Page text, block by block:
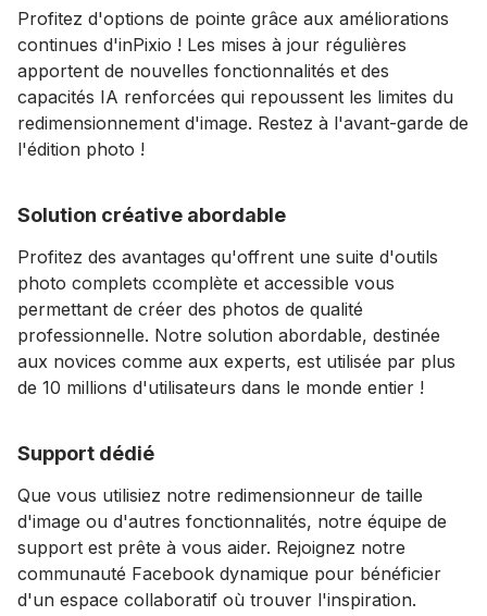
Profitez d'options de pointe grâce aux améliorations
continues d'inPixio ! Les mises à jour régulières
apportent de nouvelles fonctionnalités et des
capacités IA renforcées qui repoussent les limites du
redimensionnement d'image. Restez à l'avant-garde de
l'édition photo !
Solution créative abordable
Profitez des avantages qu'offrent une suite d'outils
photo complets ccomplète et accessible vous
permettant de créer des photos de qualité
professionnelle. Notre solution abordable, destinée
aux novices comme aux experts, est utilisée par plus
de 10 millions d'utilisateurs dans le monde entier !
Support dédié
Que vous utilisiez notre redimensionneur de taille
d'image ou d'autres fonctionnalités, notre équipe de
support est prête à vous aider. Rejoignez notre
communauté Facebook dynamique pour bénéficier
d'un espace collaboratif où trouver l'inspiration.